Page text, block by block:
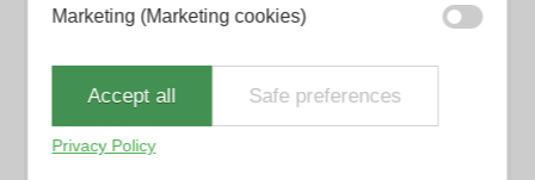
HydroSub
Marketing (Marketing cookies)
Accept all Safe preferences
Privacy Policy